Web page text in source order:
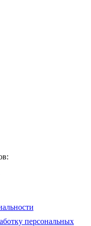
персональных